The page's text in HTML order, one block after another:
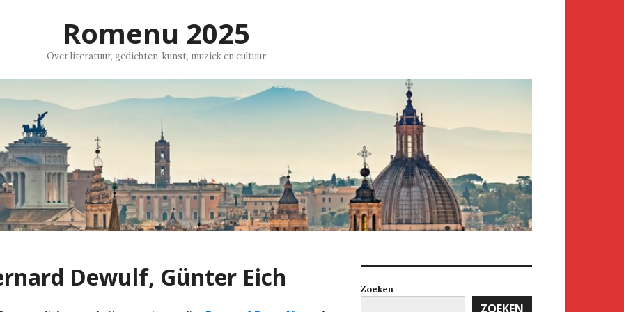
Romenu 2025
Over literatuur, gedichten, kunst, muziek en cultuur
Dewulf, Günter Eich Zoeken
ZOEKEN